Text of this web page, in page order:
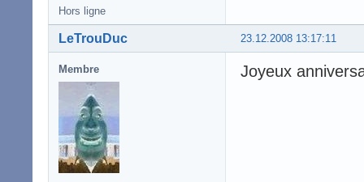
Hors ligne
23.12.2008 13:17:11
LeTrouDuc
Membre Joyeux